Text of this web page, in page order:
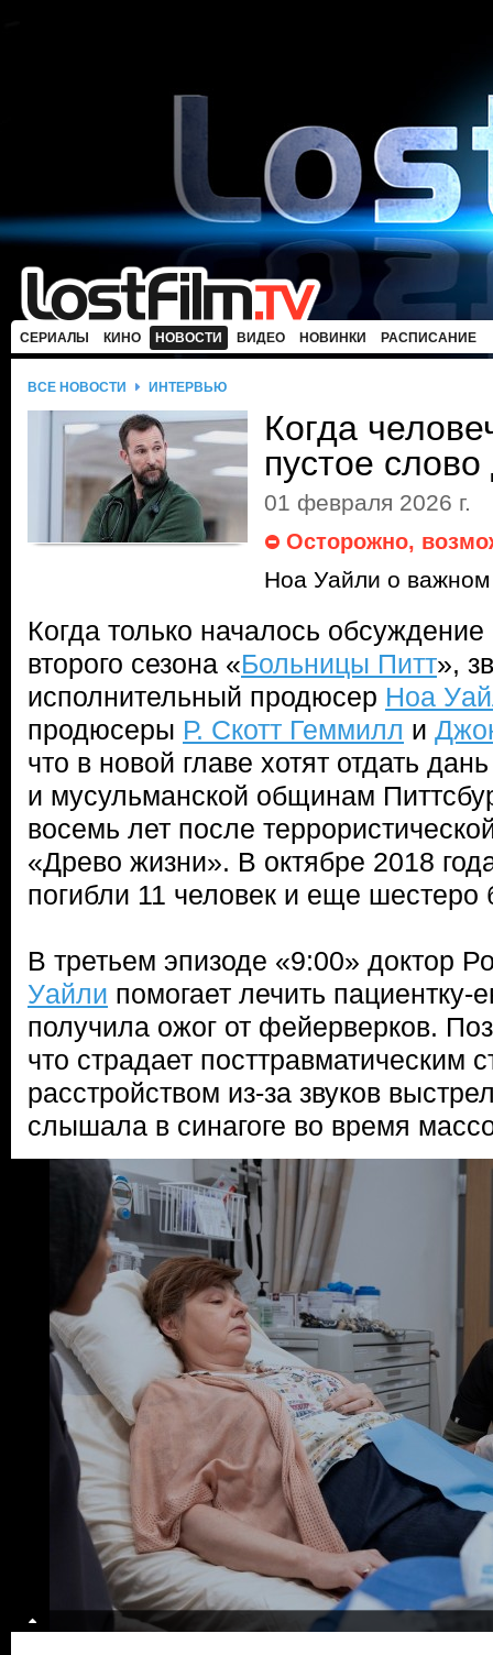
СЕРИАЛЫ КИНО НОВОСТИ ВИДЕО НОВИНКИ РАСПИСАНИЕ
ВСЕ НОВОСТИ ИНТЕРВЬЮ
Когда
пустое
01 февраля 2026 г.
Осторожно,
Ноа Уайли о важном
Когда только началось
второго сезона «Больницы Питт»,
исполнительный продюсер Ноа
продюсеры Р. Скотт Геммилл и
что в новой главе хотят отдать
и мусульманской общинам
восемь лет после
«Древо жизни». В октябре 2018
погибли 11 человек и еще
В третьем эпизоде «9:00» доктор
Уайли помогает лечить пациентку-
получила ожог от фейерверков.
что страдает посттравматическим
расстройством из-за звуков
слышала в синагоге во время